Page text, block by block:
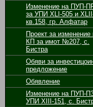
Изменение на ПУП-
за УПИ XLI-505 и
кв.158, гр. Алфатар
Проект за изменение
КП за имот №207, с.
Бистра
Обяви за
предложение
Обявление
Изменение на ПУП-
УПИ ХІІІ-151, с.